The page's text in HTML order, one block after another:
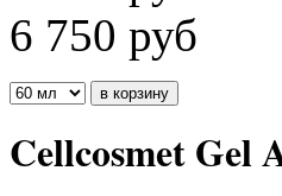
6 750 руб
Cellcosmet Gel